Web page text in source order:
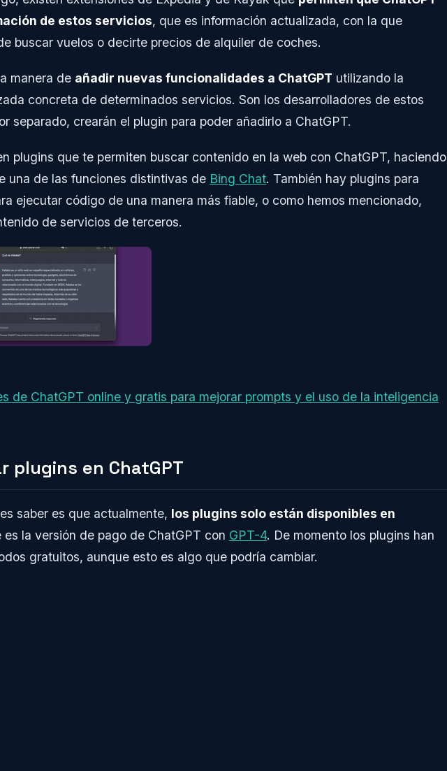
de estos servicios, que es información actualizada, con la que
buscar vuelos o decirte precios de alquiler de coches.
manera de añadir nuevas funcionalidades a ChatGPT utilizando la
concreta de determinados servicios. Son los desarrolladores de estos
separado, crearán el plugin para poder añadirlo a ChatGPT.
plugins que te permiten buscar contenido en la web con ChatGPT, haciendo
una de las funciones distintivas de Bing Chat. También hay plugins para
ejecutar código de una manera más fiable, o como hemos mencionado,
de servicios de terceros.
de ChatGPT online y gratis para mejorar prompts y el uso de la inteligencia
plugins en ChatGPT
saber es que actualmente, los plugins solo están disponibles en
es la versión de pago de ChatGPT con GPT-4. De momento los plugins han
gratuitos, aunque esto es algo que podría cambiar.